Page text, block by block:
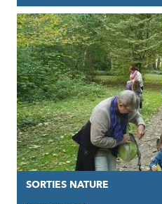
SORTIES NATURE